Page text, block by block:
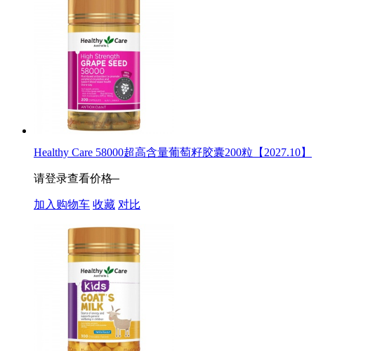
Healthy Care 58000超高含量葡萄籽胶囊200粒【2027.10】
请登录查看价格
加入购物车 收藏 对比